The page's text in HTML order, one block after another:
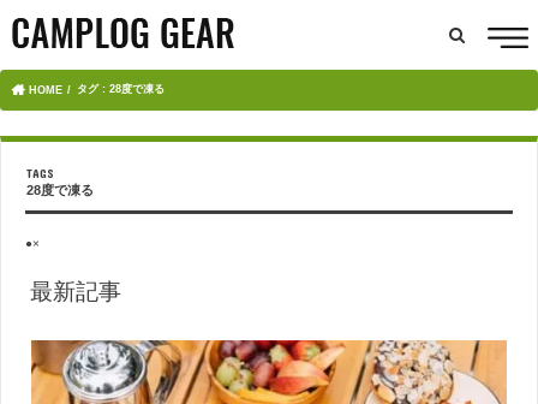
HOME タグ : 28度で凍る
28度で凍る
●×
最新記事